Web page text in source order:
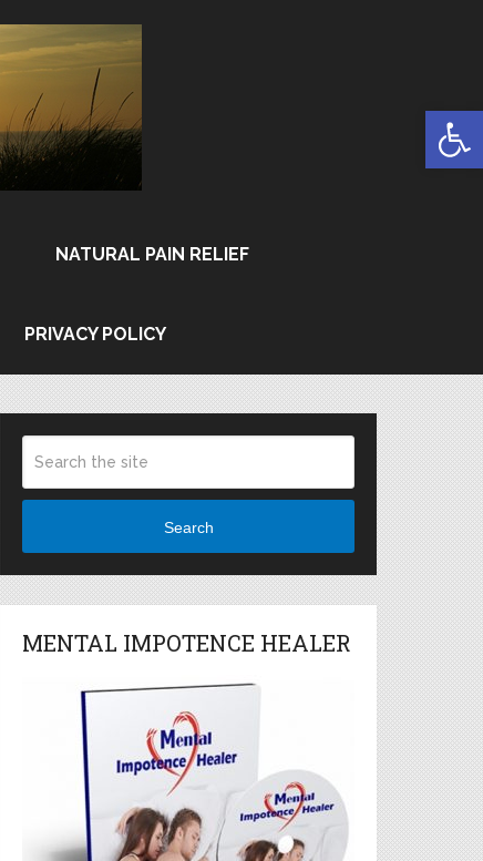
NATURAL PAIN RELIEF
PRIVACY POLICY
Search
MENTAL IMPOTENCE HEALER